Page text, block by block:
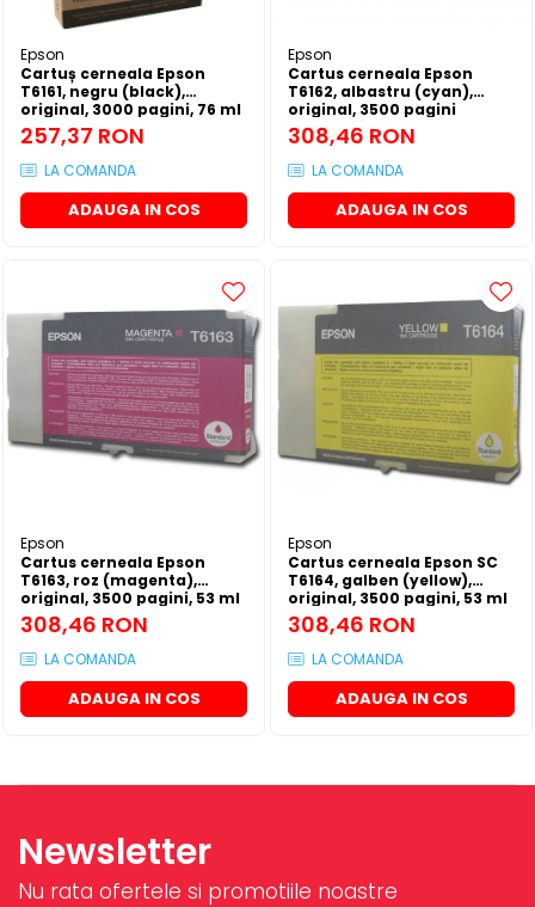
SSD-uri externe
Hard disk-uri externe
Card reader
Placi captura
Adaptoare PCI / PCIe
Camere IP
Accesorii retelistica
PDU
Epson
Cartuș cerneala Epson
T6161, negru (black),
original, 3000 pagini, 76 ml
257,37 RON
LA COMANDA
ADAUGA IN COS
Epson
Cartus cerneala Epson
T6162, albastru (cyan),
original, 3500 pagini
308,46 RON
LA COMANDA
ADAUGA IN COS
Epson
Cartus cerneala Epson
T6163, roz (magenta),
original, 3500 pagini, 53 ml
308,46 RON
LA COMANDA
ADAUGA IN COS
Epson
Cartus cerneala Epson SC
T6164, galben (yellow),
original, 3500 pagini, 53 ml
308,46 RON
LA COMANDA
ADAUGA IN COS
Newsletter
Nu rata ofertele si promotiile noastre